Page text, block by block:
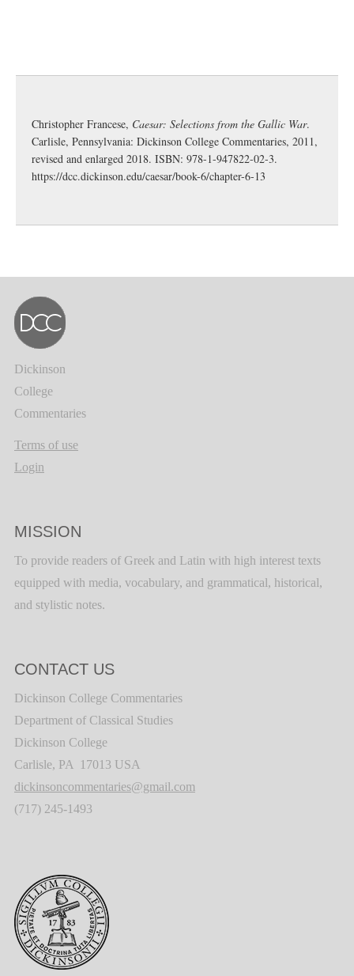
Christopher Francese, Caesar: Selections from the Gallic War.
Carlisle, Pennsylvania: Dickinson College Commentaries, 2011,
revised and enlarged 2018. ISBN: 978-1-947822-02-3.
https://dcc.dickinson.edu/caesar/book-6/chapter-6-13
Dickinson
College
Commentaries
Terms of use
Login
MISSION
To provide readers of Greek and Latin with high interest texts
equipped with media, vocabulary, and grammatical, historical,
and stylistic notes.
CONTACT US
Dickinson College Commentaries
Department of Classical Studies
Dickinson College
Carlisle, PA 17013 USA
dickinsoncommentaries@gmail.com
(717) 245-1493